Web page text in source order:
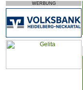
WERBUNG